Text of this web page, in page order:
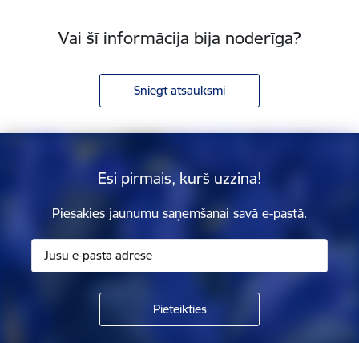
Vai šī informācija bija noderīga?
Sniegt atsauksmi
Esi pirmais, kurš uzzina!
Piesakies jaunumu saņemšanai savā e-pastā.